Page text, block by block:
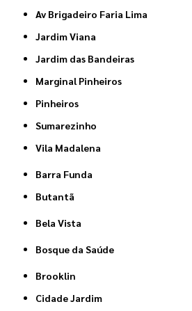
Av Brigadeiro Faria Lima
Jardim Viana
Jardim das Bandeiras
Marginal Pinheiros
Pinheiros
Sumarezinho
Vila Madalena
Barra Funda
Butantã
Bela Vista
Bosque da Saúde
Brooklin
Cidade Jardim